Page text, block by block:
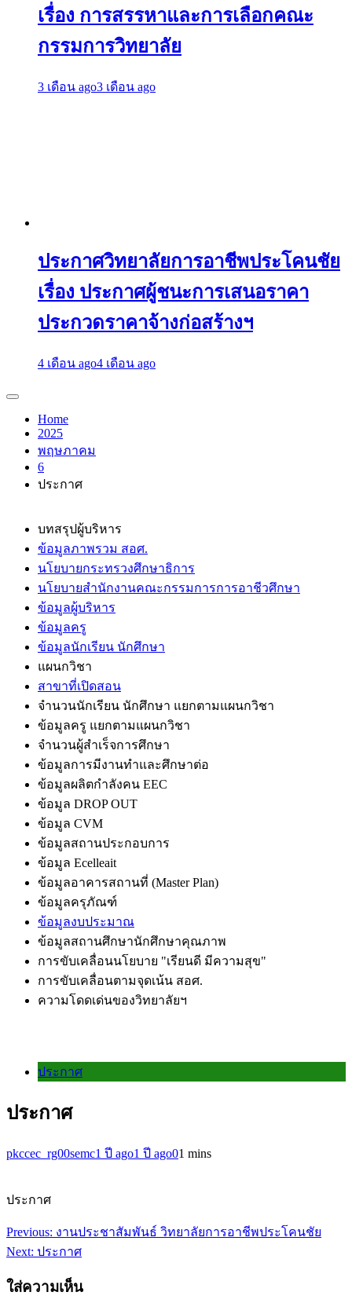
เรื่อง การสรรหาและการเลือกคณะ
กรรมการวิทยาลัย
3 เดือน ago3 เดือน ago
ประกาศวิทยาลัยการอาชีพประโคนชัย
เรื่อง ประกาศผู้ชนะการเสนอราคา
ประกวดราคาจ้างก่อสร้างฯ
4 เดือน ago4 เดือน ago
Home
2025
พฤษภาคม
6
ประกาศ
บทสรุปผู้บริหาร
ข้อมูลภาพรวม สอศ.
นโยบายกระทรวงศึกษาธิการ
นโยบายสำนักงานคณะกรรมการการอาชีวศึกษา
ข้อมูลผู้บริหาร
ข้อมูลครู
ข้อมูลนักเรียน นักศึกษา
แผนกวิชา
สาขาที่เปิดสอน
จำนวนนักเรียน นักศึกษา แยกตามแผนกวิชา
ข้อมูลครู แยกตามแผนกวิชา
จำนวนผู้สำเร็จการศึกษา
ข้อมูลการมีงานทำและศึกษาต่อ
ข้อมูลผลิตกำลังคน EEC
ข้อมูล DROP OUT
ข้อมูล CVM
ข้อมูลสถานประกอบการ
ข้อมูล Ecelleait
ข้อมูลอาคารสถานที่ (Master Plan)
ข้อมูลครุภัณฑ์
ข้อมูลงบประมาณ
ข้อมูลสถานศึกษานักศึกษาคุณภาพ
การขับเคลื่อนนโยบาย "เรียนดี มีความสุข"
การขับเคลื่อนตามจุดเน้น สอศ.
ความโดดเด่นของวิทยาลัยฯ
ประกาศ
ประกาศ
pkccec_rg00semc1 ปี ago1 ปี ago01 mins
ประกาศ
แนะแนว
Previous: งานประชาสัมพันธ์ วิทยาลัยการอาชีพประโคนชัย
Next: ประกาศ
ใส่ความเห็น